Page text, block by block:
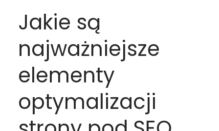
Jakie są
najważniejsze
elementy
optymalizacji